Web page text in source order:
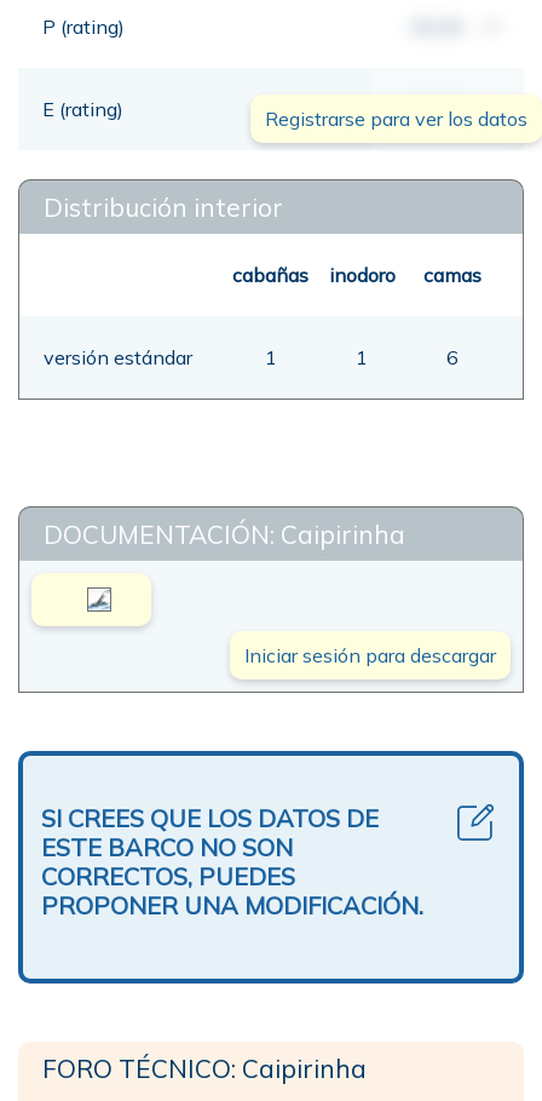
P (rating)
E (rating) 00,00 mt
Registrarse para ver los datos
Distribución interior
cabañas inodoro camas
versión estándar 1 1 6
DOCUMENTACIÓN: Caipirinha
Iniciar sesión para descargar
SI CREES QUE LOS DATOS DE
ESTE BARCO NO SON
CORRECTOS, PUEDES
PROPONER UNA MODIFICACIÓN.
FORO TÉCNICO: Caipirinha